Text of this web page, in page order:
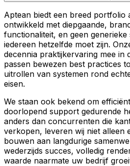
Aptean biedt een breed portfolio
ontwikkeld met diepgaande,
functionaliteit, en geen
iedereen hetzelfde moet zijn.
decennia praktijkervaring mee in
passen bewezen best practices
uitrollen van systemen rond
eisen.
We staan ook bekend om
doorlopend support gedurende
anders dan concurrenten die
verkopen, leveren wij niet alleen
bouwen aan langdurige
wederzijds succes, volledig
waarde naarmate uw bedrijf